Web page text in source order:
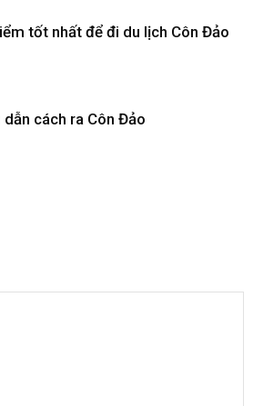
tốt nhất để đi du lịch Côn Đảo
dẫn cách ra Côn Đảo